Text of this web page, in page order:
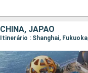
CHINA, JAPÃO
Itinerário : Shanghai,